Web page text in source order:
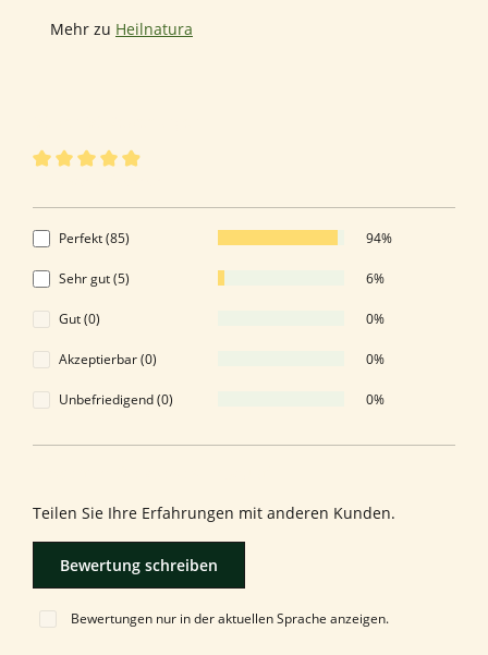
Mehr zu Heilnatura
Perfekt (85) 94%
Sehr gut (5) 6%
Gut (0) 0%
Akzeptierbar (0) 0%
Unbefriedigend (0) 0%
Teilen Sie Ihre Erfahrungen mit anderen Kunden.
Bewertung schreiben
Bewertungen nur in der aktuellen Sprache anzeigen.